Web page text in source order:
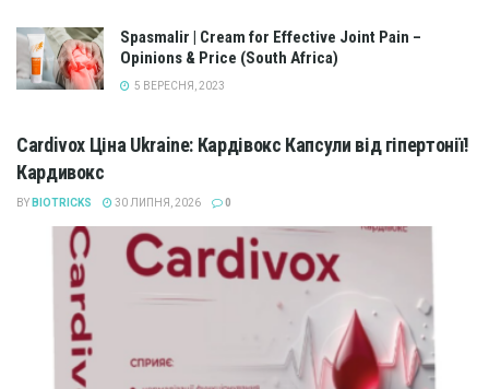
Spasmalir | Cream for Effective Joint Pain –
Opinions & Price (South Africa)
5 ВЕРЕСНЯ, 2023
Cardivox Ціна Ukraine: Кардівокс Капсули від гіпертонії!
Кардивокс
BY BIOTRICKS 30 ЛИПНЯ, 2026 0